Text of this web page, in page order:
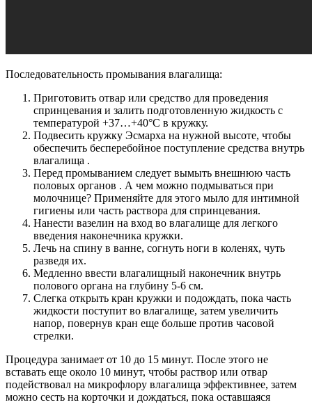
Последовательность промывания влагалища:
Приготовить отвар или средство для проведения
спринцевания и залить подготовленную жидкость с
температурой +37…+40°С в кружку.
Подвесить кружку Эсмарха на нужной высоте, чтобы
обеспечить бесперебойное поступление средства внутрь
влагалища .
Перед промыванием следует вымыть внешнюю часть
половых органов . А чем можно подмываться при
молочнице? Применяйте для этого мыло для интимной
гигиены или часть раствора для спринцевания.
Нанести вазелин на вход во влагалище для легкого
введения наконечника кружки.
Лечь на спину в ванне, согнуть ноги в коленях, чуть
разведя их.
Медленно ввести влагалищный наконечник внутрь
полового органа на глубину 5-6 см.
Слегка открыть кран кружки и подождать, пока часть
жидкости поступит во влагалище, затем увеличить
напор, повернув кран еще больше против часовой
стрелки.
Процедура занимает от 10 до 15 минут. После этого не
вставать еще около 10 минут, чтобы раствор или отвар
подействовал на микрофлору влагалища эффективнее, затем
можно сесть на корточки и дождаться, пока оставшаяся